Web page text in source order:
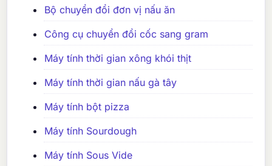
Bộ chuyển đổi đơn vị nấu ăn
Công cụ chuyển đổi cốc sang gram
Máy tính thời gian xông khói thịt
Máy tính thời gian nấu gà tây
Máy tính bột pizza
Máy tính Sourdough
Máy tính Sous Vide